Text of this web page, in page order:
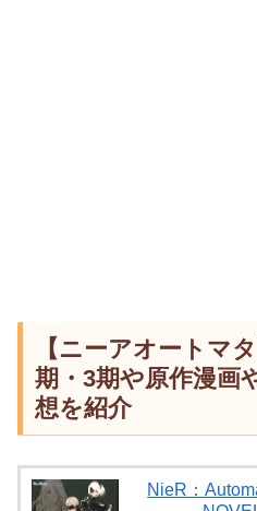
【ニーアオートマ
期・3期や原作漫画
想を紹介
NieR：